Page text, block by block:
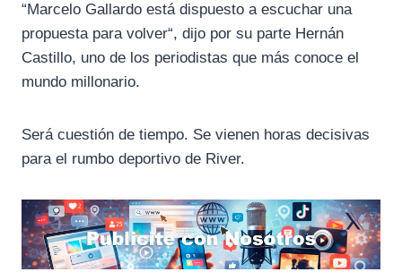
“Marcelo Gallardo está dispuesto a escuchar una
propuesta para volver“, dijo por su parte Hernán
Castillo, uno de los periodistas que más conoce el
mundo millonario.
Será cuestión de tiempo. Se vienen horas decisivas
para el rumbo deportivo de River.